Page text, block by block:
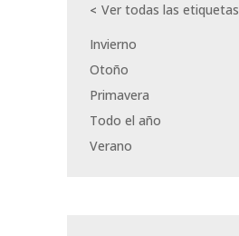
Ver todas las etiquetas
Invierno
Otoño
Primavera
Todo el año
Verano